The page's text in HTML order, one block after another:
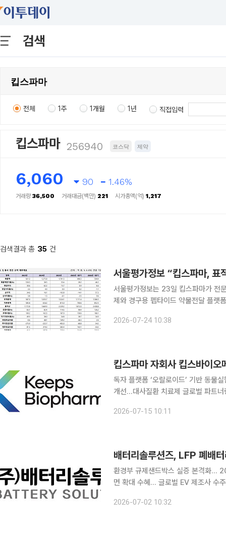
검색
전체 1주 1개월 1년 직접입력
킵스파마 256940 코스닥 제약
6,060 90 1.46%
거래량36,500 거래대금(백만) 221 시가총액(억) 1,217
검색결과 총 35 건
서울평가정보는 23일 킵스파마가 전
제와 경구용 펩타이드 약물전달 플랫
이날 한국IR협의회의 의뢰로 발간한
2026-07-24 10:38
독자 플랫폼 ‘오랄로이드’ 기반 동물
개선…대사질환 치료제 글로벌 파트너링 시동 킵스바이오파마의 자회사인 킵스
2026-07-15 10:11
배터리솔루션즈, LFP 폐배
환경부 규제샌드박스 실증 본격화…
면 확대 수혜… 글로벌 EV 제조사 수주 이어 성장 동력 확보
규제 완화 특례에 이어 정부의 재정
2026-07-02 10:32